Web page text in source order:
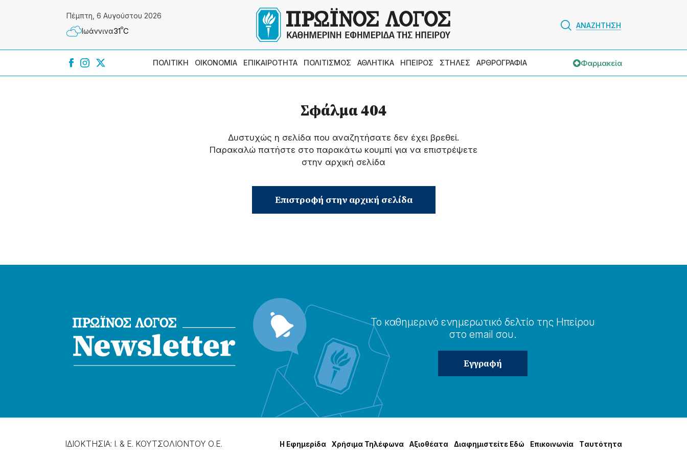
Πέμπτη, 6 Αυγούστου 2026
Ιωάννɩνα31ºC
ΑΝΑΖΗΤΗΣΗ
ΠΟΛΙΤΙΚΗ ΟΙΚΟΝΟΜΙΑ ΕΠΙΚΑΙΡΟΤΗΤΑ ΠΟΛΙΤΙΣΜΟΣ ΑΘΛΗΤΙΚΑ ΗΠΕΙΡΟΣ ΣΤΗΛΕΣ ΑΡΘΡΟΓΡΑΦΙΑ Φαρμακεία
Σφάλμα 404
Δυστυχώς η σελίδα που αναζητήσατε δεν έχει βρεθεί.
Παρακαλώ πατήστε στο παρακάτω κουμπί για να επιστρέψετε
στην αρχική σελίδα
Επιστροφή στην αρχική σελίδα
Το καθημερɩνό ενημερωτɩκό δελτίο της Ηπείρου
στο email σου.
ΙΔΙΟΚΤΗΣΙΑ: Ι. & Ε. ΚΟΥΤΣΟΛΙΟΝΤΟΥ Ο.Ε. Η Εφημερίδα Χρήσɩμα Τηλέφωνα Αξɩοθέατα Δɩαφημɩστείτε Εδώ Επɩκοɩνωνία Tαυτότητα